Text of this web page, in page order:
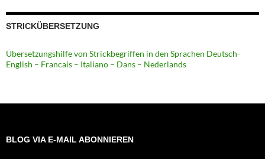
STRICKÜBERSETZUNG
Übersetzungshilfe von Strickbegriffen in den Sprachen Deutsch-
English – Francais – Italiano – Dans – Nederlands
BLOG VIA E-MAIL ABONNIEREN